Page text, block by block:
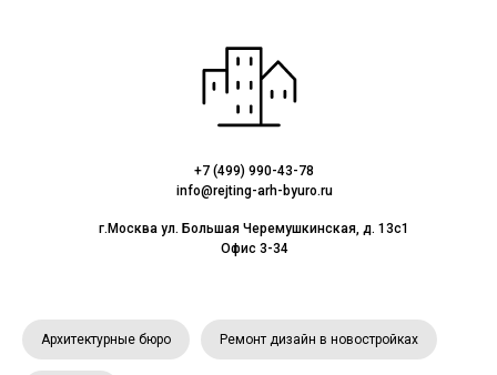
+7 (499) 990-43-78
info@rejting-arh-byuro.ru
г.Москва ул. Большая Черемушкинская, д. 13с1
Офис 3-34
Архитектурные бюро Ремонт дизайн в новостройках